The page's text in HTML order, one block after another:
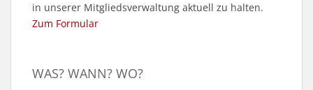
in unserer Mitgliedsverwaltung aktuell zu halten.
Zum Formular
WAS? WANN? WO?